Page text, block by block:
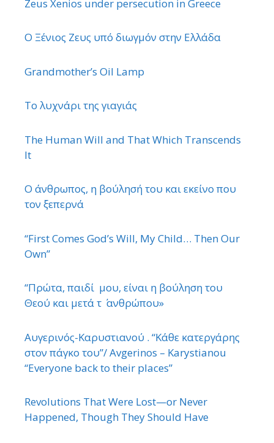
Zeus Xenios under persecution in Greece
Ο Ξένιος Ζευς υπό διωγμόν στην Ελλάδα
Grandmother’s Oil Lamp
Το λυχνάρι της γιαγιάς
The Human Will and That Which Transcends
It
Ο άνθρωπος, η βούλησή του και εκείνο που
τον ξεπερνά
“First Comes God’s Will, My Child… Then Our
Own”
“Πρώτα, παιδί μου, είναι η βούληση του
Θεού και μετά τ ΄ ανθρώπου»
Αυγερινός-Καρυστιανού . “Κάθε κατεργάρης
στον πάγκο του”/ Avgerinos – Karystianou
“Εveryone back to their places”
Revolutions That Were Lost—or Never
Happened, Though They Should Have